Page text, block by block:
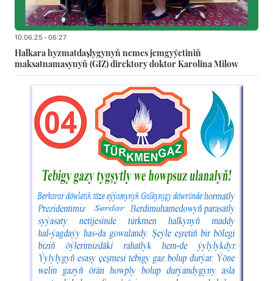
10.06.25 - 06:27
Halkara hyzmatdaşlygynyň nemes jemgyýetiniň
maksatnamasynyň (GIZ) direktory doktor Karolina Milow